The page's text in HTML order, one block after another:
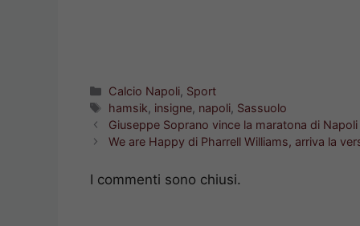
Categorie
Calcio Napoli, Sport
Tag
hamsik, insigne, napoli, Sassuolo
Giuseppe Soprano vince la maratona di Napoli
We are Happy di Pharrell Williams, arriva la
I commenti sono chiusi.